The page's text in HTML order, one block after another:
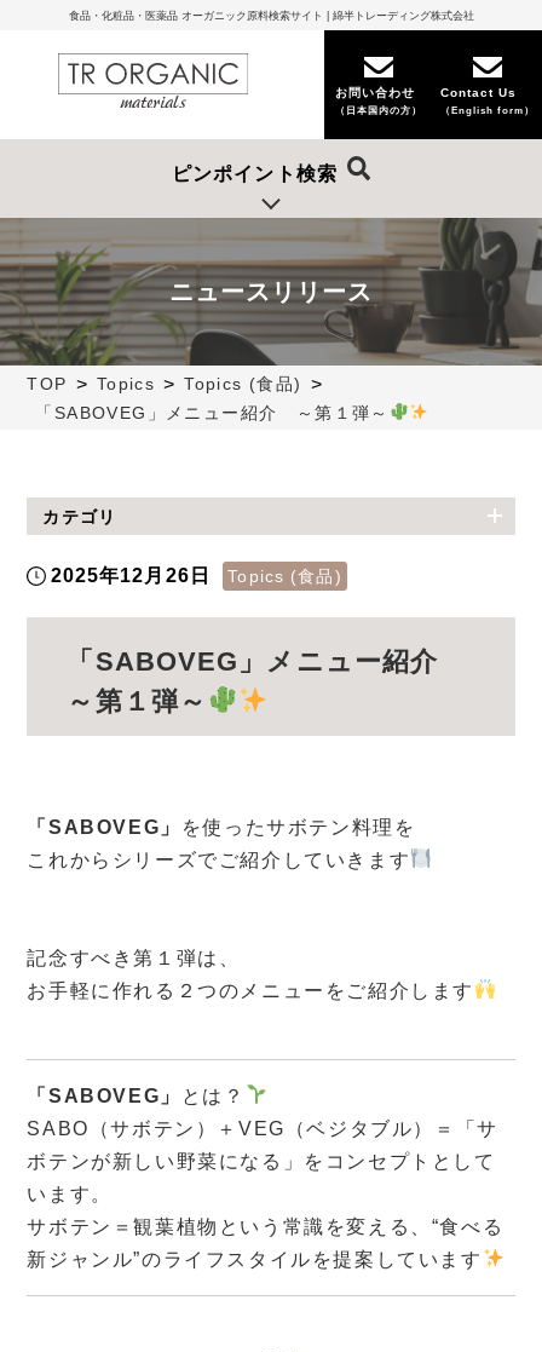
食品・化粧品・医薬品 オーガニック原料検索サイト | 綿半トレーディング株式会社
お問い合わせ
（日本国内の方）
Contact Us
（English form）
ピンポイント検索
ニュースリリース
TOP > Topics > Topics (食品) >
「SABOVEG」メニュー紹介 ～第１弾～
2025年12月26日 Topics (食品)
「SABOVEG」メニュー紹介
～第１弾～
「SABOVEG」
を使ったサボテン料理を
これからシリーズでご紹介していきます
記念すべき第１弾は、
お手軽に作れる２つのメニューをご紹介します
「SABOVEG」
とは？
SABO（サボテン）＋VEG（ベジタブル）＝「サ
ボテンが新しい野菜になる」をコンセプトとして
います。
サボテン＝観葉植物という常識を変える、“食べる
新ジャンル”のライフスタイルを提案しています
カテゴリ